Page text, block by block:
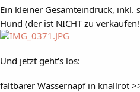
Ein kleiner Gesamteindruck, inkl.
Hund (der ist NICHT zu
Und jetzt geht's los:
faltbarer Wassernapf in knallrot